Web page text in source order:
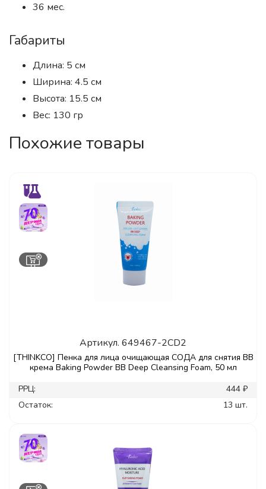
36 мес.
Габариты
Длина: 5 см
Ширина: 4.5 см
Высота: 15.5 см
Вес: 130 гр
Похожие товары
Артикул. 649467-2CD2
[THINKCO] Пенка для лица очищающая СОДА для снятия ВВ
крема Baking Powder ВВ Deep Cleansing Foam, 50 мл
РРЦ:
444 ₽
Остаток:
13 шт.